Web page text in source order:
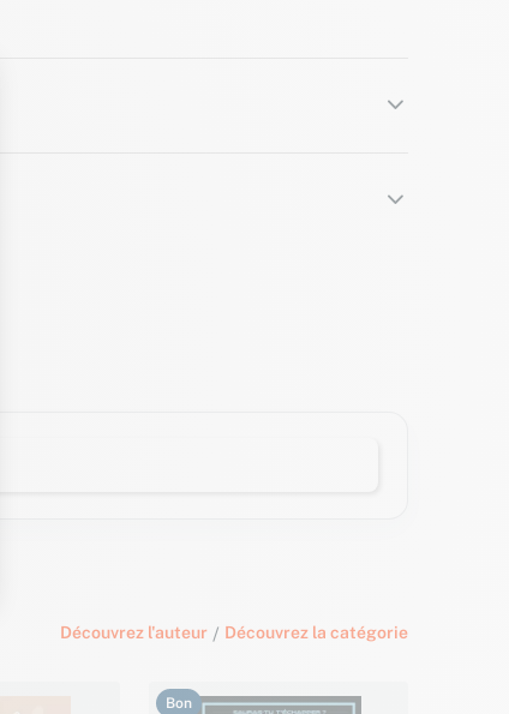
Découvrez l'auteur / Découvrez la catégorie
Bon